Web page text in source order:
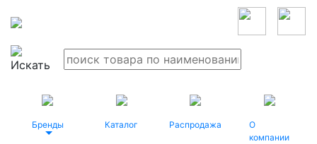
Бренды Каталог Распродажа
О
компании